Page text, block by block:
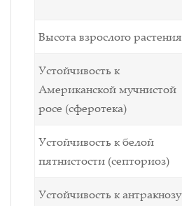
Высота взрослого растения
Устойчивость к
Американской мучнистой
росе (сферотека)
Устойчивость к белой
пятнистости (септориоз)
Устойчивость к антракнозу